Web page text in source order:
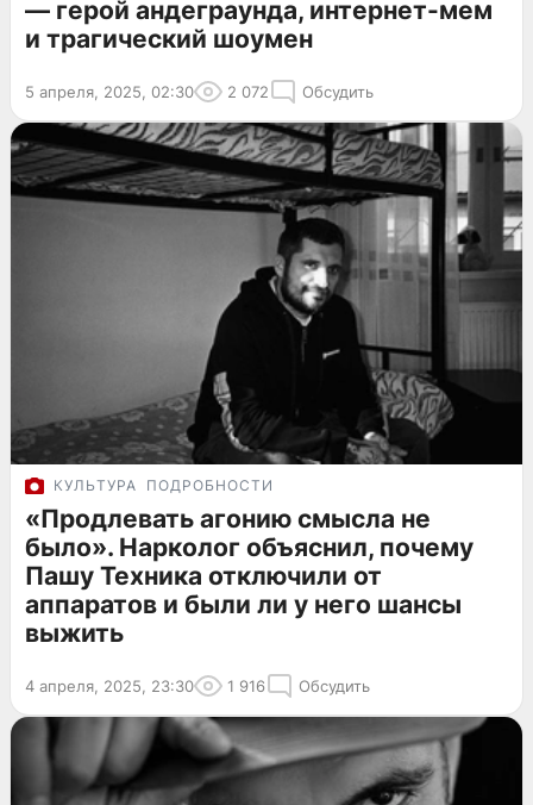
— герой андеграунда, интернет-мем
и трагический шоумен
5 апреля, 2025, 02:30 2 072 Обсудить
КУЛЬТУРА ПОДРОБНОСТИ
«Продлевать агонию смысла не
было». Нарколог объяснил, почему
Пашу Техника отключили от
аппаратов и были ли у него шансы
выжить
4 апреля, 2025, 23:30 1 916 Обсудить